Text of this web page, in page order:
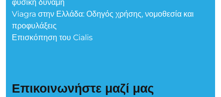
φυσική δύναμη
Viagra στην Ελλάδα: Οδηγός χρήσης, νομοθεσία και
προφυλάξεις
Επισκόπηση του Cialis
Επικοινωνήστε μαζί μας